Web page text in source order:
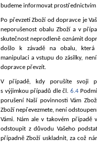
budeme informovat prostřednictvím
Po převzetí Zboží od dopravce je
neporušenost obalu Zboží a v
skutečnost neprodleně oznámit
došlo k závadě na obalu, která
manipulaci a vstupu do zásilky,
dopravce převzít.
V případě, kdy porušíte svoji
s výjimkou případů dle čl. 6.4
porušení Naší povinnosti Vám
Zboží nepřevezmete, není
Vámi. Nám ale v takovém případě
odstoupit z důvodu Vašeho
případně Zboží uskladnit, za což